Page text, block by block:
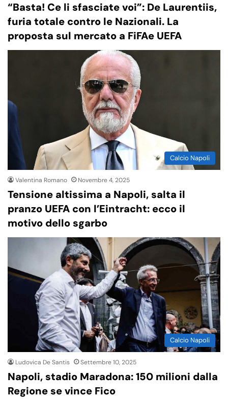
“Basta! Ce li sfasciate voi”: De Laurentiis,
furia totale contro le Nazionali. La
proposta sul mercato a FiFAe UEFA
Calcio Napoli
Valentina Romano Novembre 4, 2025
Tensione altissima a Napoli, salta il
pranzo UEFA con l’Eintracht: ecco il
motivo dello sgarbo
Calcio Napoli
Ludovica De Santis Settembre 10, 2025
Napoli, stadio Maradona: 150 milioni dalla
Regione se vince Fico